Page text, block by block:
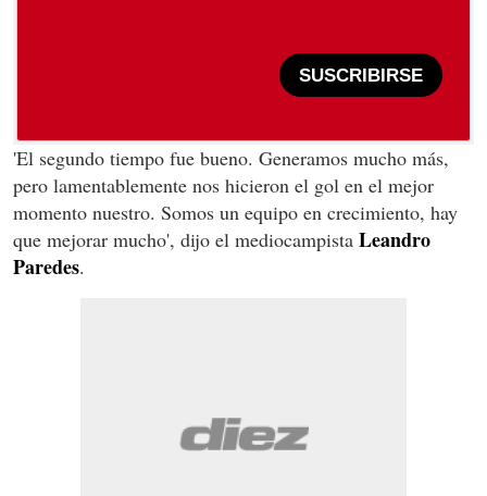
SUSCRIBIRSE
'El segundo tiempo fue bueno. Generamos mucho más,
pero lamentablemente nos hicieron el gol en el mejor
momento nuestro. Somos un equipo en crecimiento, hay
que mejorar mucho', dijo el mediocampista Leandro
Paredes.